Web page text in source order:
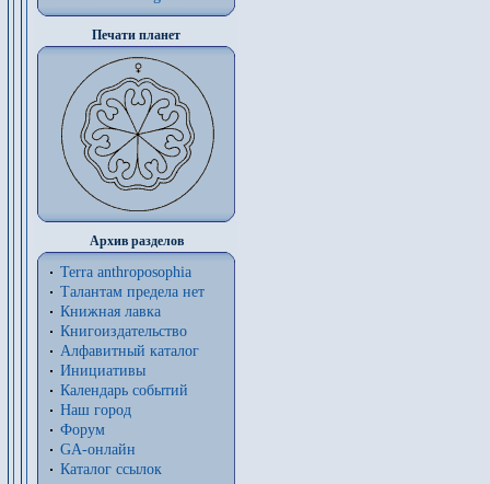
Печати планет
Архив разделов
Terra anthroposophia
Талантам предела нет
Книжная лавка
Книгоиздательство
Алфавитный каталог
Инициативы
Календарь событий
Наш город
Форум
GA-онлайн
Каталог ссылок